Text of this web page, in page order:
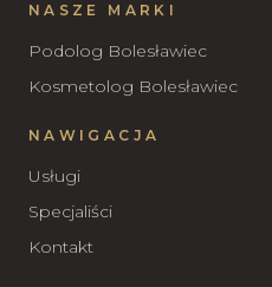
NASZE MARKI
Podolog Bolesławiec
Kosmetolog Bolesławiec
NAWIGACJA
Usługi
Specjaliści
Kontakt